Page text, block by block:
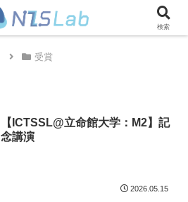
受賞
【ICTSSL@立命館大学：M2】記
念講演
2026.05.15
検索